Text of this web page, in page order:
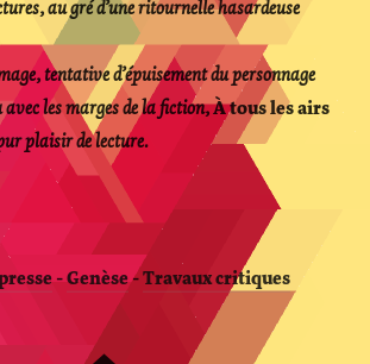
au gré d’une ritournelle hasardeuse
tentative d’épuisement du personnage
les marges de la fiction,À tous les airs
plaisir de lecture.
-Genèse-Travaux critiques